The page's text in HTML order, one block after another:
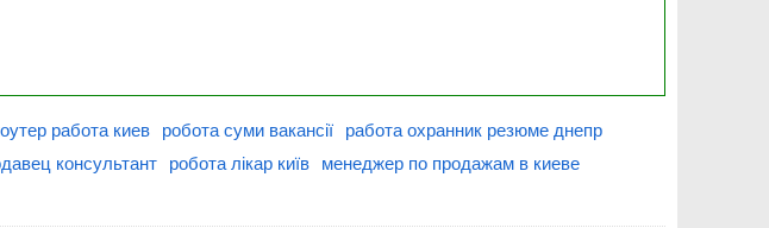
работа киев робота суми вакансії
работа охранник резюме днепр
консультант робота лікар київ
менеджер по продажам в киеве